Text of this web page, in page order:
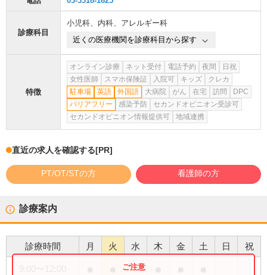
診療科目
小児科、 内科、 アレルギー科
近くの医療機関を診療科目から探す
特徴
オンライン診療 ネット受付 電話予約 夜間
日祝
女性医師
スマホ保険証 入院可 キッズ
クレカ
駐車場
英語 外国語 大病院 がん 在宅 訪問
DPC
バリアフリー
感染予防
セカンドオピニオン受診可
セカンドオピニオン情報提供可
地域連携
直近の求人を確認する[PR]
PT/OT/STの方 看護師の方
診療案内
診療時間 月 火 水 木 金 土 日 祝